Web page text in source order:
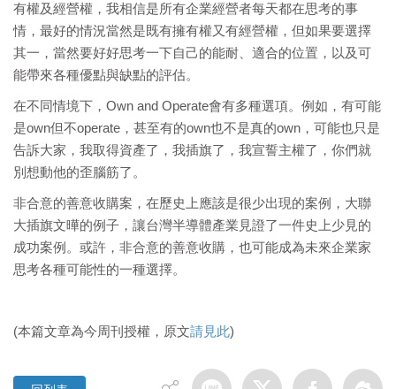
有權及經營權，我相信是所有企業經營者每天都在思考的事
情，最好的情況當然是既有擁有權又有經營權，但如果要選擇
其一，當然要好好思考一下自己的能耐、適合的位置，以及可
能帶來各種優點與缺點的評估。
在不同情境下，Own and Operate會有多種選項。例如，有可能
是own但不operate，甚至有的own也不是真的own，可能也只是
告訴大家，我取得資產了，我插旗了，我宣誓主權了，你們就
別想動他的歪腦筋了。
非合意的善意收購案，在歷史上應該是很少出現的案例，大聯
大插旗文曄的例子，讓台灣半導體產業見證了一件史上少見的
成功案例。或許，非合意的善意收購，也可能成為未來企業家
思考各種可能性的一種選擇。
(本篇文章為今周刊授權，原文請見此)